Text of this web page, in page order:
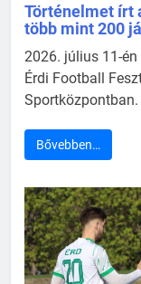
Történelmet írt
több mint 200
2026. július 11-
Érdi Football
Bővebben…